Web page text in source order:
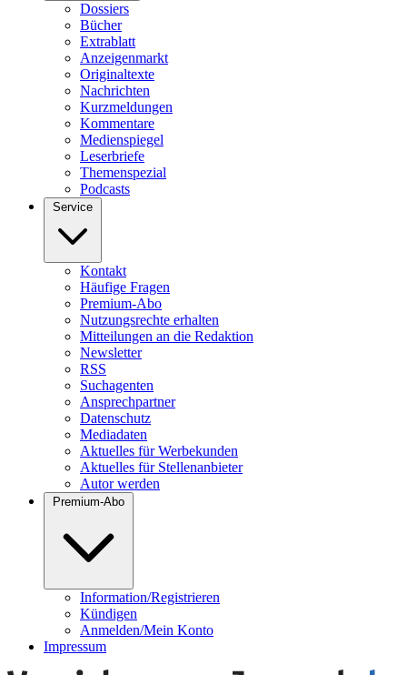
Dossiers
Bücher
Extrablatt
Anzeigenmarkt
Originaltexte
Nachrichten
Kurzmeldungen
Kommentare
Medienspiegel
Leserbriefe
Themenspezial
Podcasts
Service
Kontakt
Häufige Fragen
Premium-Abo
Nutzungsrechte erhalten
Mitteilungen an die Redaktion
Newsletter
RSS
Suchagenten
Ansprechpartner
Datenschutz
Mediadaten
Aktuelles für Werbekunden
Aktuelles für Stellenanbieter
Autor werden
Premium-Abo
Information/Registrieren
Kündigen
Anmelden/Mein Konto
Impressum